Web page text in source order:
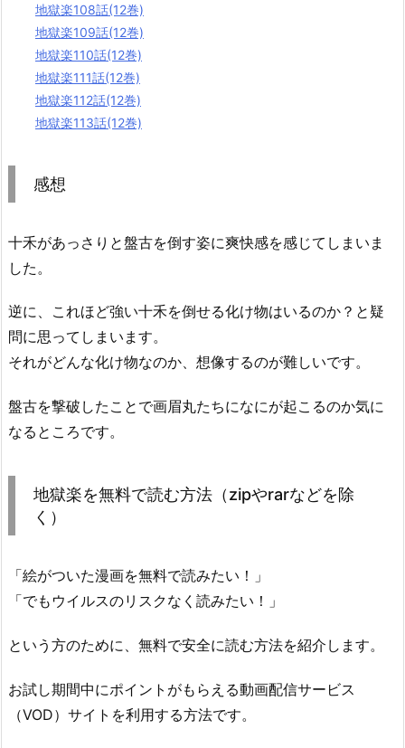
地獄楽108話(12巻)
地獄楽109話(12巻)
地獄楽110話(12巻)
地獄楽111話(12巻)
地獄楽112話(12巻)
地獄楽113話(12巻)
感想
十禾があっさりと盤古を倒す姿に爽快感を感じてしまいま
した。
逆に、これほど強い十禾を倒せる化け物はいるのか？と疑
問に思ってしまいます。
それがどんな化け物なのか、想像するのが難しいです。
盤古を撃破したことで画眉丸たちになにが起こるのか気に
なるところです。
地獄楽を無料で読む方法（zipやrarなどを除
く）
「絵がついた漫画を無料で読みたい！」
「でもウイルスのリスクなく読みたい！」
という方のために、無料で安全に読む方法を紹介します。
お試し期間中にポイントがもらえる動画配信サービス
（VOD）サイトを利用する方法です。